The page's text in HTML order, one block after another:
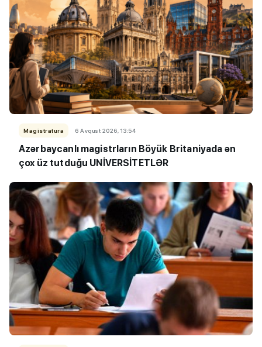
Magistratura 6 Avqust 2026, 13:54
Azərbaycanlı magistrların Böyük Britaniyada ən
çox üz tutduğu UNİVERSİTETLƏR